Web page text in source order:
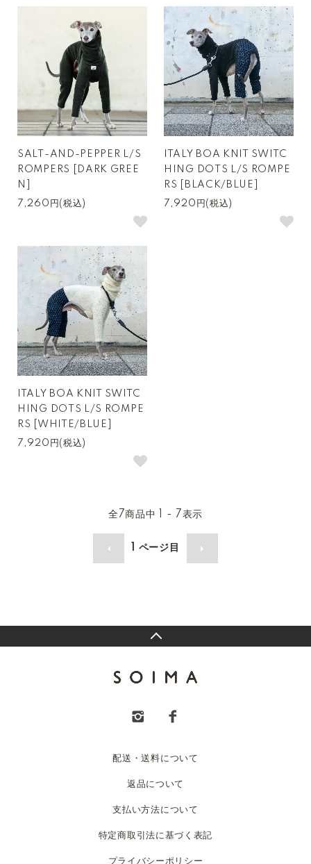
SALT-AND-PEPPER L/S
ROMPERS [DARK GREE
N]
7,260円(税込)
ITALY BOA KNIT SWITC
HING DOTS L/S ROMPE
RS [BLACK/BLUE]
7,920円(税込)
ITALY BOA KNIT SWITC
HING DOTS L/S ROMPE
RS [WHITE/BLUE]
7,920円(税込)
全7商品中 1 - 7表示
ページ目
配送・送料について
返品について
支払い方法について
特定商取引法に基づく表記
プライバシーポリシー